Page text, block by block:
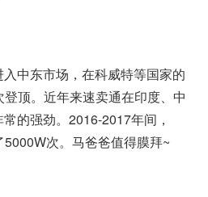
中东市场，在科威特等国家的
顶。近年来速卖通在印度、中
的强劲。2016-2017年间，
次。马爸爸值得膜拜~